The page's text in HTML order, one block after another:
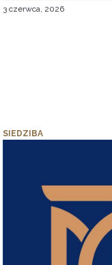
3 czerwca, 2026
SIEDZIBA